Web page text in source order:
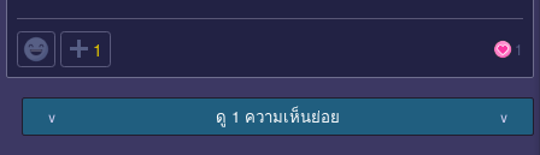
 1 1
∨ ดู 1 ความเห็นย่อย ∨